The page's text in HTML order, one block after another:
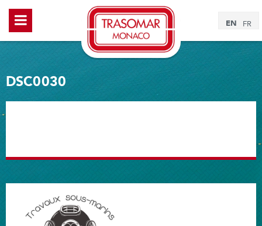
EN FR
DSC0030